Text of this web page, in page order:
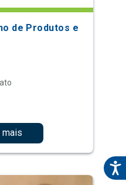
de Produtos e
mais